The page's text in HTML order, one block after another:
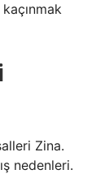
Zina.
nedenleri.